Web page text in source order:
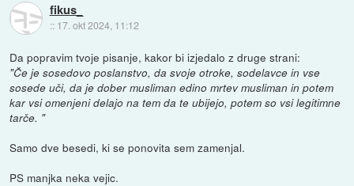
fikus_
:: 17. okt 2024, 11:12
Da popravim tvoje pisanje, kakor bi izjedalo z druge strani:
"Če je sosedovo poslanstvo, da svoje otroke, sodelavce in vse
sosede uči, da je dober musliman edino mrtev musliman in potem
kar vsi omenjeni delajo na tem da te ubijejo, potem so vsi legitimne
tarče. "
Samo dve besedi, ki se ponovita sem zamenjal.
PS manjka neka vejic.